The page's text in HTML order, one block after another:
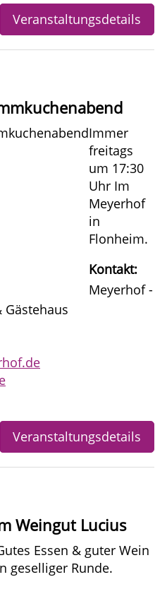
Veranstaltungsdetails
Immer
freitags
um 17:30
Uhr Im
Meyerhof
in
Flonheim.
Kontakt:
Meyerhof -
Veranstaltungsdetails
Weingut Lucius
Essen & guter Wein
geselliger Runde.